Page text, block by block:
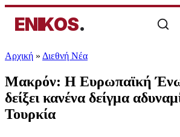
ENIKOS.
Αρχική » Διεθνή Νέα
Μακρόν: Η Ευρωπαϊκή
δείξει κανένα δείγμα
Τουρκία